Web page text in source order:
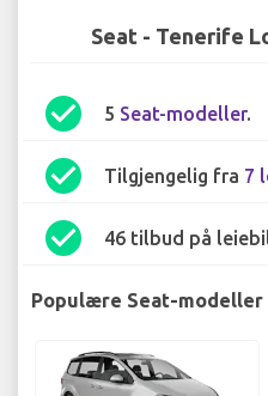
Seat - Tenerife
check_circle 5 Seat-modeller.
check_circle Tilgjengelig fra 7
check_circle 46 tilbud på
Populære Seat-modeller